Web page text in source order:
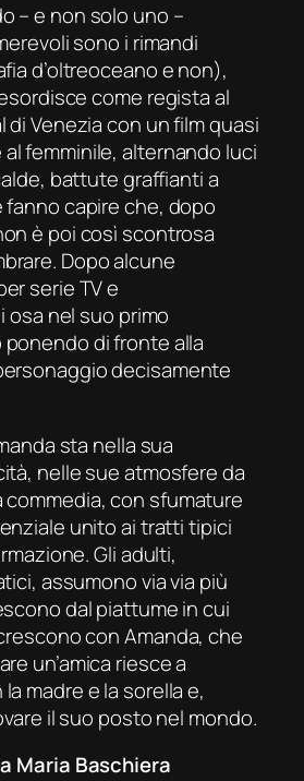
– e non solo uno –
sono i rimandi
d’oltreoceano e non),
come regista al
di Venezia con un film quasi
femminile, alternando luci
battute graffianti a
capire che, dopo
è poi così scontrosa
Dopo alcune
serie TV e
osa nel suo primo
di fronte alla
decisamente
sta nella sua
nelle sue atmosfere da
con sfumature
unito ai tratti tipici
Gli adulti,
assumono via via più
dal piattume in cui
con Amanda, che
un’amica riesce a
madre e la sorella e,
il suo posto nel mondo.
Maria Baschiera